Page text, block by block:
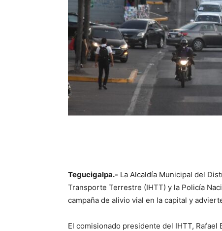
Tegucigalpa.- La Alcaldía Municipal del
Transporte Terrestre (IHTT) y la Policía
campaña de alivio vial en la capital y
El comisionado presidente del IHTT,